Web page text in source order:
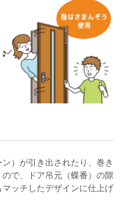
）が引き出されたり、巻き
で、ドア吊元（蝶番）の隙
ッチしたデザインに仕上げ